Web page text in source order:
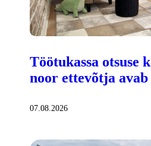
Töötukassa otsuse
noor ettevõtja
07.08.2026